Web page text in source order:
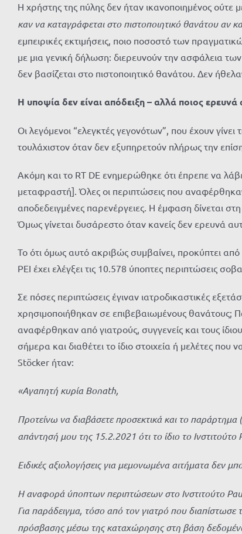
Η χρήστης της πύλης δεν ήταν ικανοποιημένος ούτε
καν να καταγράφεται στο πιστοποιητικό θανάτου αν
εμπειρικές εκτιμήσεις, ποιο ποσοστό των
με μια γενική δήλωση: διερευνούν την ασφάλεια
δεν βασίζεται στο πιστοποιητικό θανάτου. Δεν
Η υποψία δεν είναι απόδειξη – αλλά ποιος ερευνά
Οι λεγόμενοι “ελεγκτές γεγονότων”, που έχουν
τουλάχιστον όταν δεν εξυπηρετούν πλήρως την
Ακόμη και το RT DE ενημερώθηκε ότι έπρεπε να
μεταφραστή]. Όλες οι περιπτώσεις που
αποδεδειγμένες παρενέργειες. Η έμφαση δίνεται
Όμως γίνεται δυσάρεστο όταν κανείς δεν ερευνά
Το ότι όμως αυτό ακριβώς συμβαίνει, προκύπτει
PEI έχει ελέγξει τις 10.578 ύποπτες περιπτώσεις
Σε πόσες περιπτώσεις έγιναν ιατροδικαστικές
χρησιμοποιήθηκαν σε επιβεβαιωμένους θανάτους;
αναφέρθηκαν από γιατρούς, συγγενείς και τους
σήμερα και διαθέτει το ίδιο στοιχεία ή μελέτες
Stöcker ήταν:
«Αγαπητή κυρία Bonath,
Προτείνω να διαβάσετε προσεκτικά και το
απάντησή μου της 15.2.2021 ότι το ίδιο το
Ειδικές αξιολογήσεις για μεμονωμένα αιτήματα δεν
Η αναφορά ύποπτων περιπτώσεων στο Ινστιτούτο
Για παράδειγμα, τόσο από τον γιατρό που
πρόσβασης μέσω της καταχώρησης στη βάση